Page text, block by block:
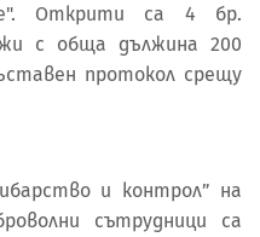
Открити са 4 бр.
с обща дължина 200
протокол срещу
и контрол” на
сътрудници са